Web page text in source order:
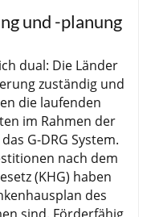
und -planung
dual: Die Länder
zuständig und
die laufenden
im Rahmen der
G-DRG System.
nach dem
(KHG) haben
des